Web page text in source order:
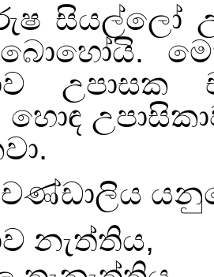
සියල්ලෝ
චණ්ඩාලිය
නැත්තිය,